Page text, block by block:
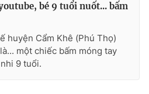
bé 9 tuổi nuốt... bấm
huyện Cẩm Khê (Phú Thọ)
một chiếc bấm móng tay
9 tuổi.